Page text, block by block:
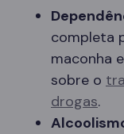
completa
maconha
sobre o
drogas.